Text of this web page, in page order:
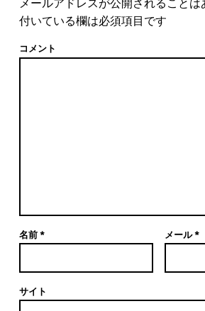
メールアドレスが公開されることは
付いている欄は必須項目です
コメント
名前 * メール*
サイト